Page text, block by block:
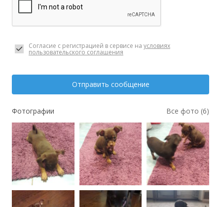
Согласие с регистрацией в сервисе на условиях
пользовательского соглашения
Отправить сообщение
Фотографии Все фото (6)